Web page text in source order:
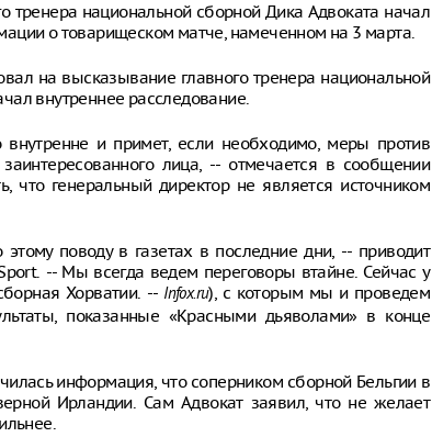
тренера национальной сборной Дика Адвоката начал
о товарищеском матче, намеченном на 3 марта.
на высказывание главного тренера национальной
внутреннее расследование.
и примет, если необходимо, меры против
лица, -- отмечается в сообщении
что генеральный директор не является источником
поводу в газетах в последние дни, -- приводит
-- Мы всегда ведем переговоры втайне. Сейчас у
Хорватии. -- Infox.ru), с которым мы и проведем
показанные «Красными дьяволами» в конце
информация, что соперником сборной Бельгии в
Ирландии. Сам Адвокат заявил, что не желает